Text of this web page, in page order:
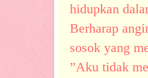
hidupkan
Berharap
sosok yang
”Aku tidak